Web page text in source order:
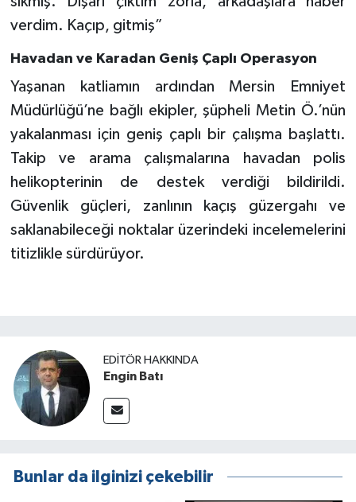
verdim. Kaçıp, gitmiş”
Havadan ve Karadan Geniş Çaplı Operasyon
Yaşanan katliamın ardından Mersin Emniyet
Müdürlüğü’ne bağlı ekipler, şüpheli Metin Ö.’nün
yakalanması için geniş çaplı bir çalışma başlattı.
Takip ve arama çalışmalarına havadan polis
helikopterinin de destek verdiği bildirildi.
Güvenlik güçleri, zanlının kaçış güzergahı ve
saklanabileceği noktalar üzerindeki incelemelerini
titizlikle sürdürüyor.
EDITÖR HAKKINDA
Engin Batı
Bunlar da ilginizi çekebilir